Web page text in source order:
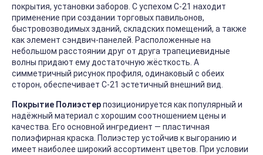
покрытия, установки заборов. С успехом С-21 находит
применение при создании торговых павильонов,
быстровозводимых зданий, складских помещений, а также
как элемент сэндвич-панелей. Расположенные на
небольшом расстоянии друг от друга трапециевидные
волны придают ему достаточную жёсткость. А
симметричный рисунок профиля, одинаковый с обеих
сторон, обеспечивает С-21 эстетичный внешний вид.
Покрытие Полиэстерпозиционируется как популярный и
надёжный материал с хорошим соотношением цены и
качества. Его основной ингредиент — пластичная
полиэфирная краска. Полиэстер устойчив к выгоранию и
имеет наиболее широкий ассортимент цветов. При условии